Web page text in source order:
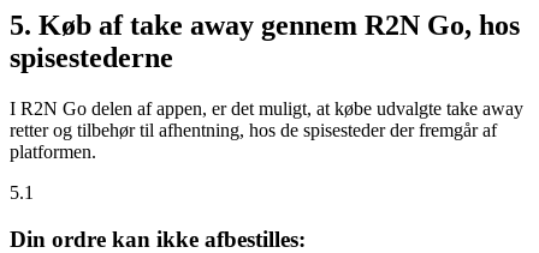
5. Køb af take away gennem R2N Go, hos
spisestederne
I R2N Go delen af appen, er det muligt, at købe udvalgte take away
retter og tilbehør til afhentning, hos de spisesteder der fremgår af
platformen.
5.1
Din ordre kan ikke afbestilles: